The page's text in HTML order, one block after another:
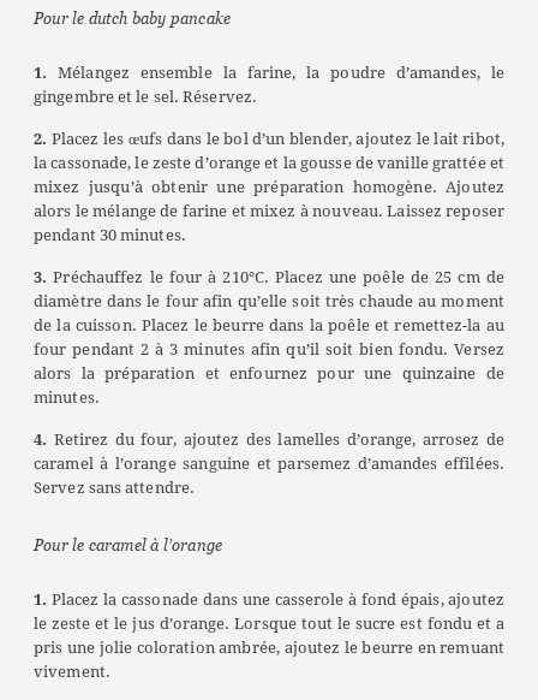
Pour le dutch baby pancake
1. Mélangez ensemble la farine, la poudre d’amandes, le
gingembre et le sel. Réservez.
2. Placez les œufs dans le bol d’un blender, ajoutez le lait ribot,
la cassonade, le zeste d’orange et la gousse de vanille grattée et
mixez jusqu’à obtenir une préparation homogène. Ajoutez
alors le mélange de farine et mixez à nouveau. Laissez reposer
pendant 30 minutes.
3. Préchauffez le four à 210°C. Placez une poêle de 25 cm de
diamètre dans le four afin qu’elle soit très chaude au moment
de la cuisson. Placez le beurre dans la poêle et remettez-la au
four pendant 2 à 3 minutes afin qu’il soit bien fondu. Versez
alors la préparation et enfournez pour une quinzaine de
minutes.
4. Retirez du four, ajoutez des lamelles d’orange, arrosez de
caramel à l’orange sanguine et parsemez d’amandes effilées.
Servez sans attendre.
Pour le caramel à l’orange
1. Placez la cassonade dans une casserole à fond épais, ajoutez
le zeste et le jus d’orange. Lorsque tout le sucre est fondu et a
pris une jolie coloration ambrée, ajoutez le beurre en remuant
vivement.